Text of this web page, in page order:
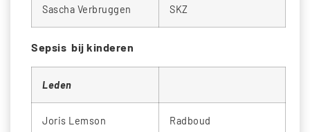
Sascha Verbruggen SKZ
Sepsis bij kinderen
Leden
Joris Lemson Radboud